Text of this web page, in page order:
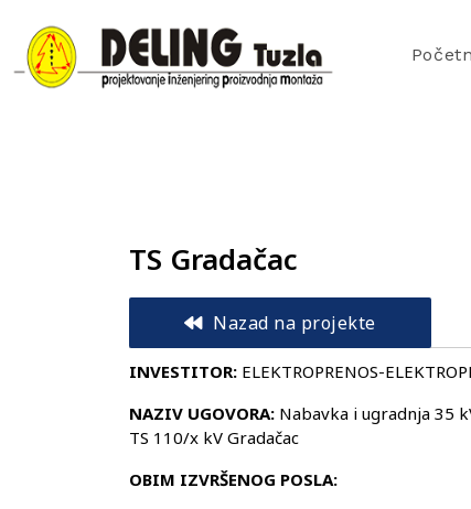
TS Gradačac
Nazad na projekte
INVESTITOR: ELEKTROPRENOS-
NAZIV UGOVORA: Nabavka i ugradnja 35
TS 110/x kV Gradačac
OBIM IZVRŠENOG POSLA: